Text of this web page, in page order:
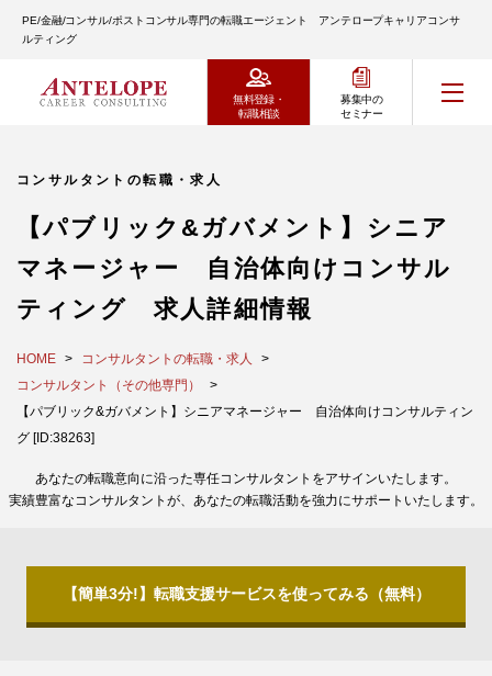
PE/金融/コンサル/ポストコンサル専門の転職エージェント アンテロープキャリアコンサ
ルティング
無料登録・
転職相談
募集中の
セミナー
コンサルタントの転職・求人
【パブリック&ガバメント】シニア
マネージャー 自治体向けコンサル
ティング 求人詳細情報
HOME
コンサルタントの転職・求人
コンサルタント（その他専門）
【パブリック&ガバメント】シニアマネージャー 自治体向けコンサルティン
グ [ID:38263]
あなたの転職意向に沿った専任コンサルタントをアサインいたします。
実績豊富なコンサルタントが、あなたの転職活動を強力にサポートいたします。
【簡単3分!】転職支援サービスを使ってみる（無料）